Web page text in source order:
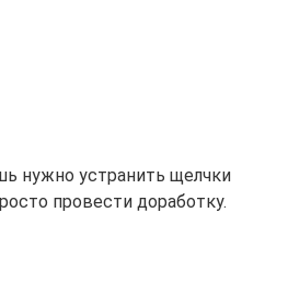
нужно устранить щелчки
провести доработку.